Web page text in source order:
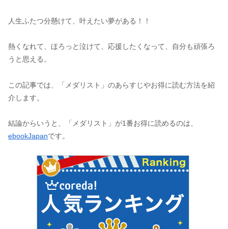
人生ふたつ分懸けて、叶えたい夢がある！！
熱くなれて、ほろっと泣けて、応援したくなって、自分も頑張ろ
うと思える。
この記事では、「メダリスト」のあらすじやお得に読む方法を紹
介します。
結論からいうと、「メダリスト」が1番お得に読めるのは、
ebookJapanです。